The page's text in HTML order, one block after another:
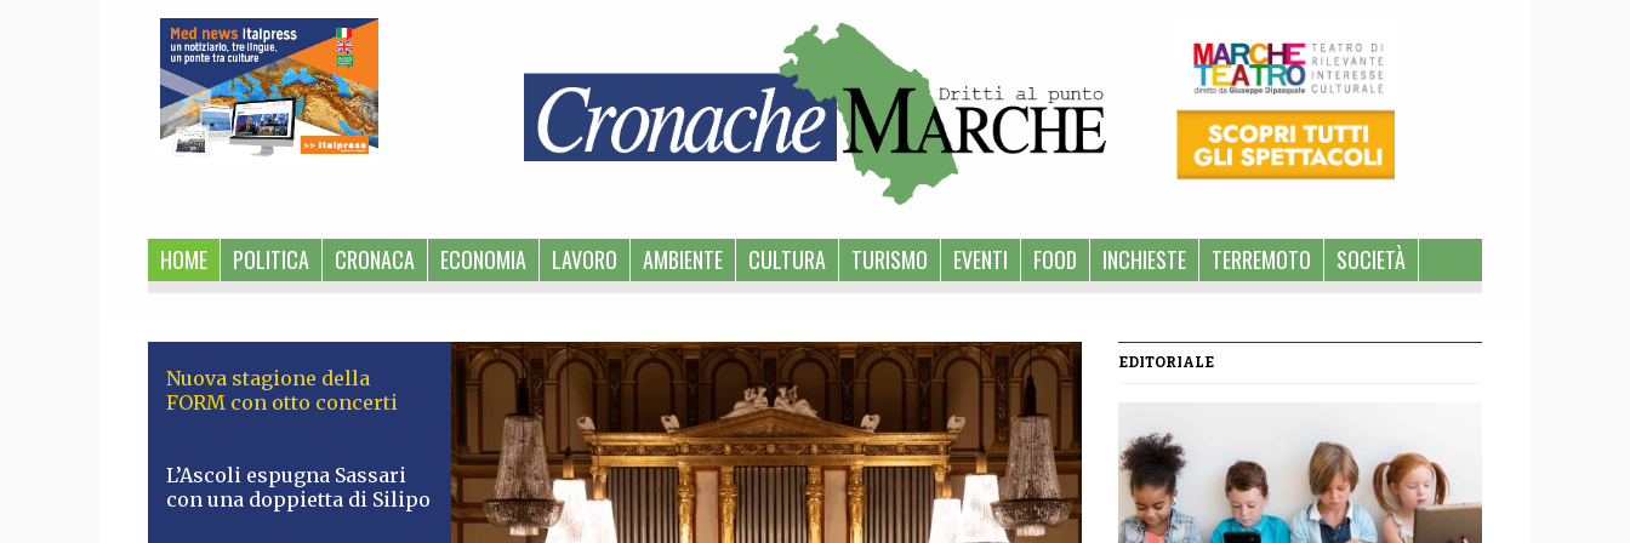
HOME POLITICA CRONACA ECONOMIA LAVORO AMBIENTE CULTURA TURISMO EVENTI FOOD INCHIESTE TERREMOTO SOCIETÀ
Nuova stagione della
FORM con otto concerti
L’Ascoli espugna Sassari
con una doppietta di Silipo
EDITORIALE